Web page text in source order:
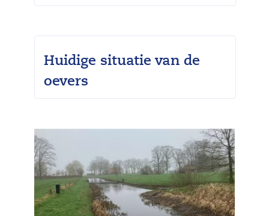
.
Huidige situatie van de
oevers